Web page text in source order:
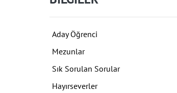
Aday Öğrenci
Mezunlar
Sık Sorulan Sorular
Hayırseverler